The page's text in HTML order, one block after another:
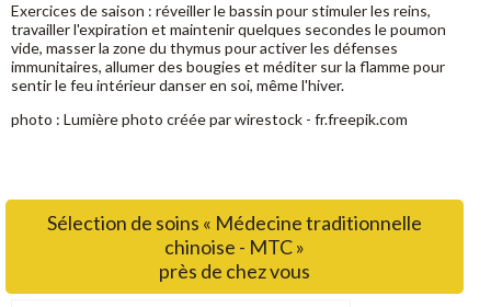
Exercices de saison : réveiller le bassin pour stimuler les reins,
travailler l'expiration et maintenir quelques secondes le poumon
vide, masser la zone du thymus pour activer les défenses
immunitaires, allumer des bougies et méditer sur la flamme pour
sentir le feu intérieur danser en soi, même l'hiver.
photo : Lumière photo créée par wirestock - fr.freepik.com
Sélection de soins « Médecine traditionnelle
chinoise - MTC »
près de chez vous